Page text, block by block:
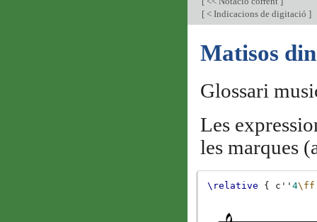
[< Indicacions de digitació ]
Matisos
Glossari
Les
les marques
\relative { c''4\ff